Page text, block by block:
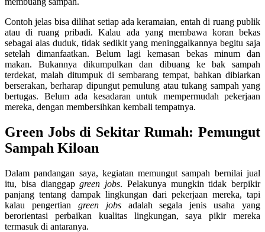
Contoh jelas bisa dilihat setiap ada keramaian, entah di ruang publik
atau di ruang pribadi. Kalau ada yang membawa koran bekas
sebagai alas duduk, tidak sedikit yang meninggalkannya begitu saja
setelah dimanfaatkan. Belum lagi kemasan bekas minum dan
makan. Bukannya dikumpulkan dan dibuang ke bak sampah
terdekat, malah ditumpuk di sembarang tempat, bahkan dibiarkan
berserakan, berharap dipungut pemulung atau tukang sampah yang
bertugas. Belum ada kesadaran untuk mempermudah pekerjaan
mereka, dengan membersihkan kembali tempatnya.
Green Jobs di Sekitar Rumah: Pemungut
Sampah Kiloan
Dalam pandangan saya, kegiatan memungut sampah bernilai jual
itu, bisa dianggapgreen jobs. Pelakunya mungkin tidak berpikir
panjang tentang dampak lingkungan dari pekerjaan mereka, tapi
kalau pengertian green jobsadalah segala jenis usaha yang
berorientasi perbaikan kualitas lingkungan, saya pikir mereka
termasuk di antaranya.